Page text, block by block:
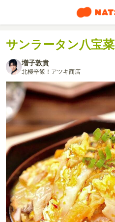
サンラータン八宝菜
増子敦貴
北極辛飯！アツキ商店